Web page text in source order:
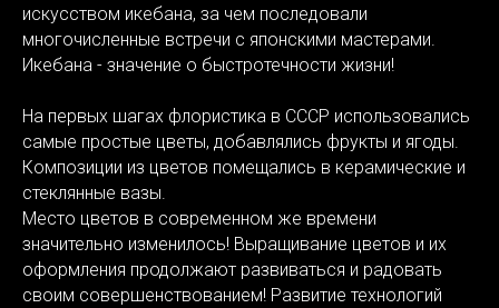
искусством икебана, за чем последовали
многочисленные встречи с японскими мастерами.
Икебана - значение о быстротечности жизни!
На первых шагах флористика в СССР использовались
самые простые цветы, добавлялись фрукты и ягоды.
Композиции из цветов помещались в керамические и
стеклянные вазы.
Место цветов в современном же времени
значительно изменилось! Выращивание цветов и их
оформления продолжают развиваться и радовать
своим совершенствованием! Развитие технологий